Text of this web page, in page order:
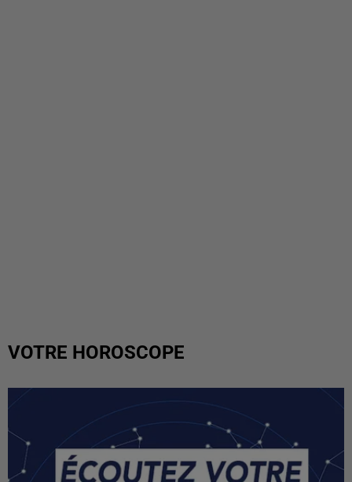
VOTRE HOROSCOPE